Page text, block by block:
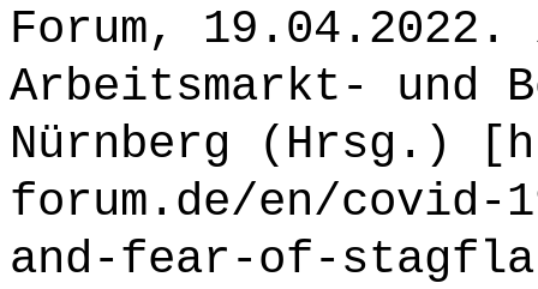
Forum,
Arbeitsmarkt- und
Nürnberg (Hrsg.)
forum.de/en/
and-fear-of-